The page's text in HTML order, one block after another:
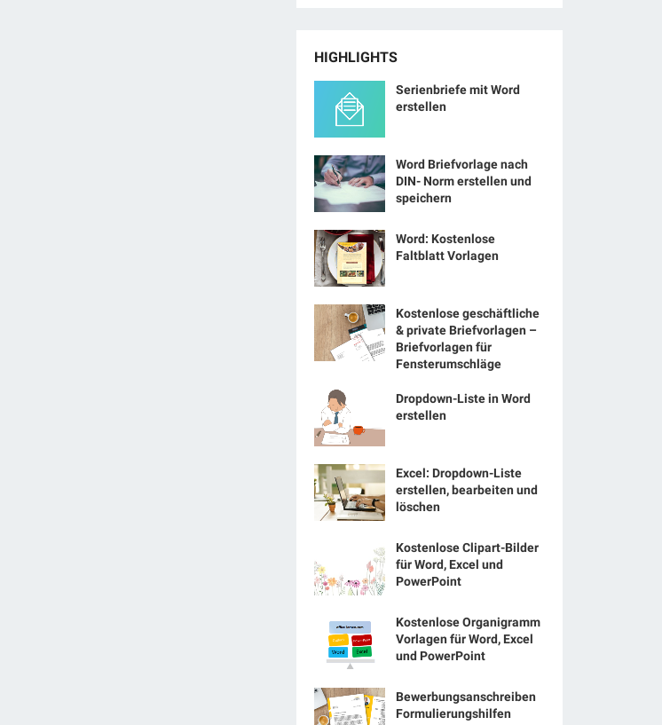
HIGHLIGHTS
Serienbriefe mit Word
erstellen
Word Briefvorlage nach
DIN- Norm erstellen und
speichern
Word: Kostenlose
Faltblatt Vorlagen
Kostenlose geschäftliche
& private Briefvorlagen –
Briefvorlagen für
Fensterumschläge
Dropdown-Liste in Word
erstellen
Excel: Dropdown-Liste
erstellen, bearbeiten und
löschen
Kostenlose Clipart-Bilder
für Word, Excel und
PowerPoint
Kostenlose Organigramm
Vorlagen für Word, Excel
und PowerPoint
Bewerbungsanschreiben
Formulierungshilfen